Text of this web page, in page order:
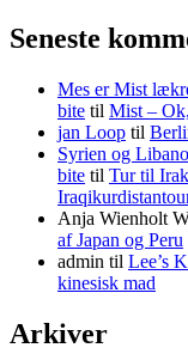
Seneste
Mes er Mist
bite til Mist –
jan Loop til
Syrien og
bite til Tur til
Anja Wienholt
af Japan og Peru
admin til Lee’s
kinesisk mad
Arkiver